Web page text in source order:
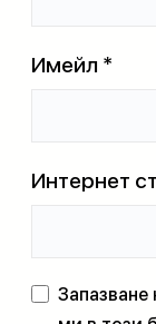
Имейл *
Интернет